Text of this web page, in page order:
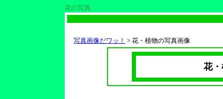
花の写真
写真画像だワッ！ > 花 ・植物の写真画像
花